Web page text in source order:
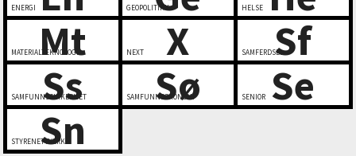
ENERGI GEOPOLITIKK HELSE
Mt
MATERIALTEKNOLOGI X
NEXT Sf
SAMFERDSEL
Ss
SAMFUNNSSIKKERHET Sø
SAMFUNNSØKONOMI Se
SENIOR
Sn
STYRENETTVERK